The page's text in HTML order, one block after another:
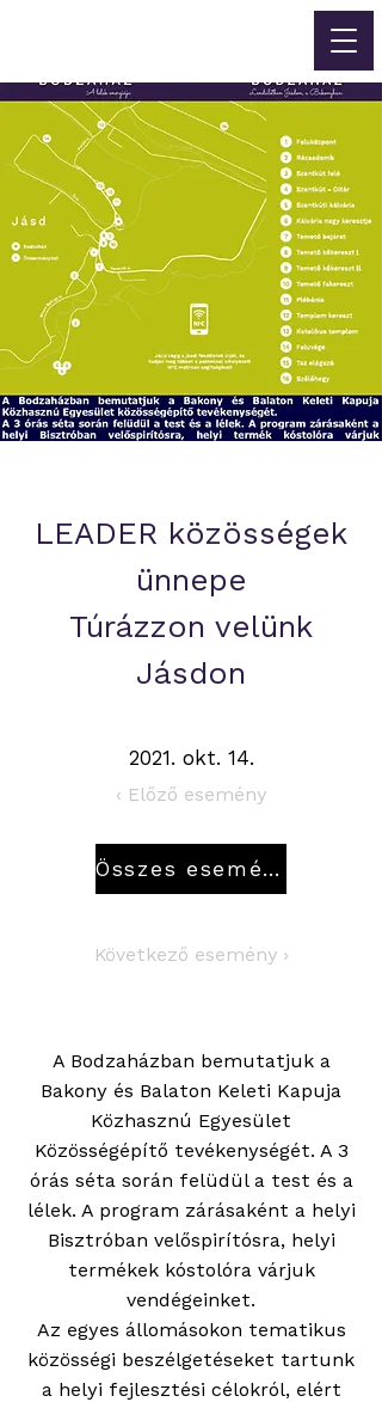
LEADER közösségek
ünnepe
Túrázzon velünk
Jásdon
2021. okt. 14.
‹ Előző esemény
Összes esemény
Következő esemény ›
A Bodzaházban bemutatjuk a
Bakony és Balaton Keleti Kapuja
Közhasznú Egyesület
Közösségépítő tevékenységét. A 3
órás séta során felüdül a test és a
lélek. A program zárásaként a helyi
Bisztróban velőspirítósra, helyi
termékek kóstolóra várjuk
vendégeinket.
Az egyes állomásokon tematikus
közösségi beszélgetéseket tartunk
a helyi fejlesztési célokról, elért